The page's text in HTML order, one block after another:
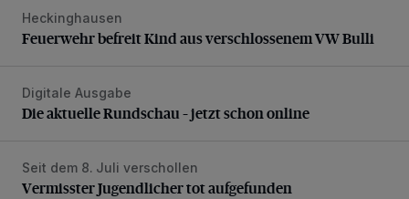
Feuerwehr befreit Kind aus verschlossenem VW Bulli
Heckinghausen
Feuerwehr befreit Kind aus verschlossenem VW Bulli
Die aktuelle Rundschau – jetzt schon online
Digitale Ausgabe
Die aktuelle Rundschau – jetzt schon online
Vermisster Jugendlicher tot aufgefunden
Seit dem 8. Juli verschollen
Vermisster Jugendlicher tot aufgefunden